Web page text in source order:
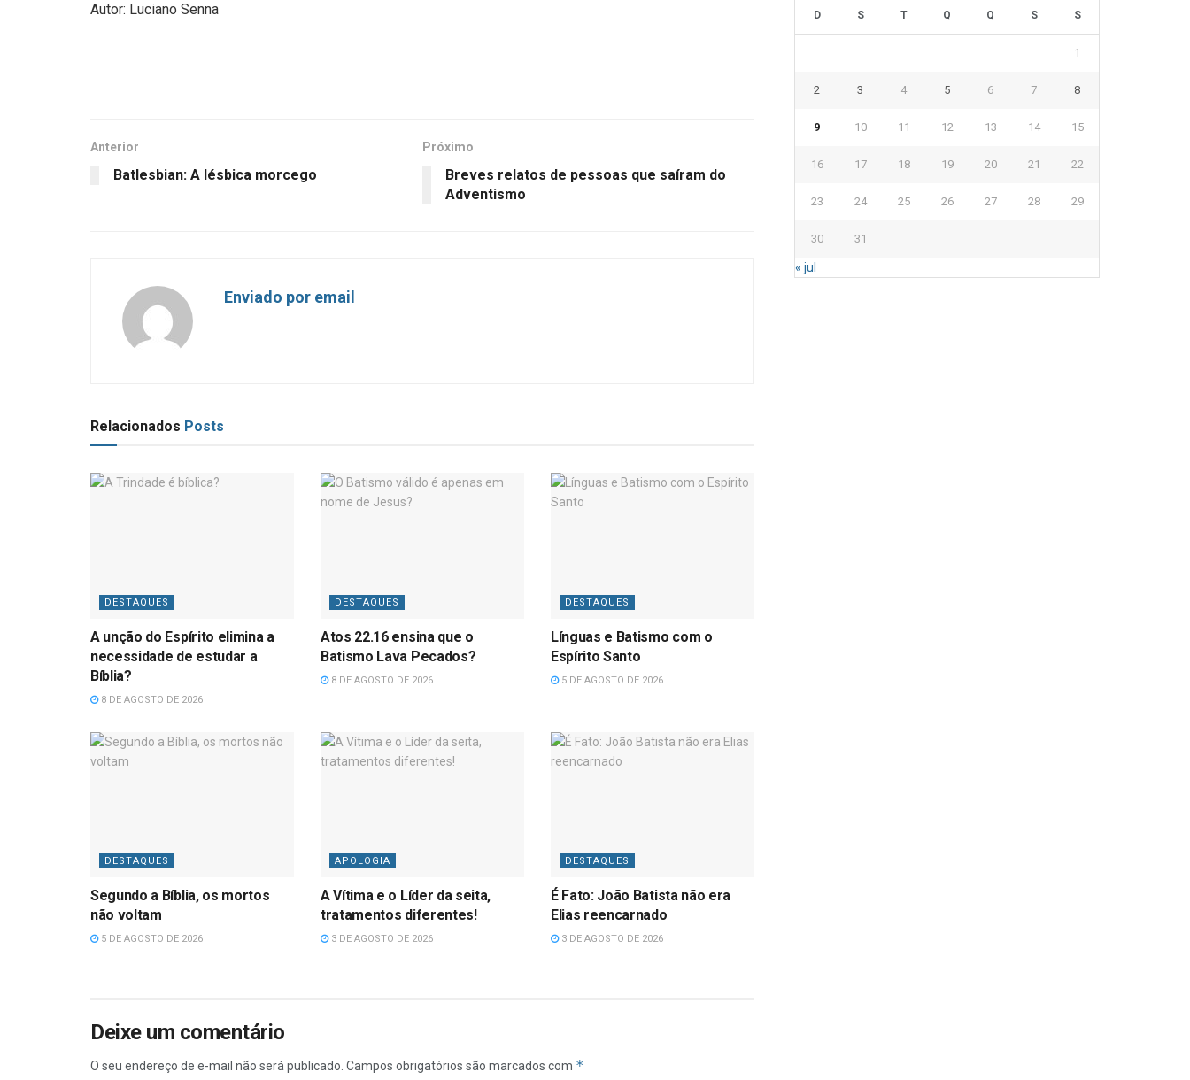
Autor: Luciano Senna
Anterior
Batlesbian: A lésbica morcego
Próximo
Breves relatos de pessoas que saíram do
Adventismo
Enviado por email
Relacionados Posts
DESTAQUES
A unção do Espírito elimina a
necessidade de estudar a
Bíblia?
8 DE AGOSTO DE 2026
DESTAQUES
Atos 22.16 ensina que o
Batismo Lava Pecados?
8 DE AGOSTO DE 2026
DESTAQUES
Línguas e Batismo com o
Espírito Santo
5 DE AGOSTO DE 2026
DESTAQUES
Segundo a Bíblia, os mortos
não voltam
5 DE AGOSTO DE 2026
APOLOGIA
A Vítima e o Líder da seita,
tratamentos diferentes!
3 DE AGOSTO DE 2026
DESTAQUES
É Fato: João Batista não era
Elias reencarnado
3 DE AGOSTO DE 2026
Deixe um comentário
O seu endereço de e-mail não será publicado. Campos obrigatórios são marcados com *
D S T Q Q S S
1
2 3 4 5 6 7 8
9 10 11 12 13 14 15
16 17 18 19 20 21 22
23 24 25 26 27 28 29
30 31
« jul